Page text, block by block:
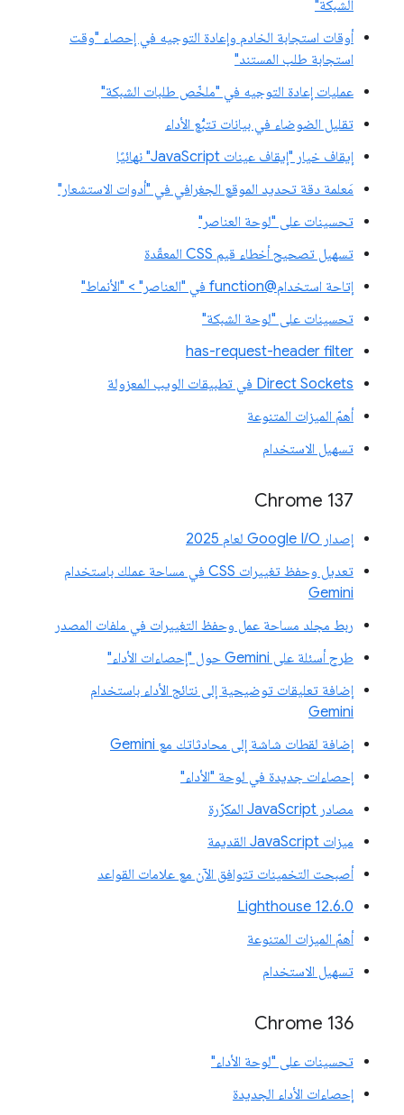
الشبكة"
أوقات استجابة الخادم وإعادة التوجيه في إحصاء "وقت
استجابة طلب المستند"
عمليات إعادة التوجيه في "ملخّص طلبات الشبكة"
تقليل الضوضاء في بيانات تتبُّع الأداء
إيقاف خيار "إيقاف عينات JavaScript" نهائيًا
مَعلمة دقة تحديد الموقع الجغرافي في "أدوات الاستشعار"
تحسينات على "لوحة العناصر"
تسهيل تصحيح أخطاء قيم CSS المعقّدة
إتاحة استخدام@function في "العناصر" > "الأنماط"
تحسينات على "لوحة الشبكة"
has-request-header filter
Direct Sockets في تطبيقات الويب المعزولة
أهمّ الميزات المتنوعة
تسهيل الاستخدام
‫Chrome 137
إصدار Google I/O لعام 2025
تعديل وحفظ تغييرات CSS في مساحة عملك باستخدام
Gemini
ربط مجلد مساحة عمل وحفظ التغييرات في ملفات المصدر
طرح أسئلة على Gemini حول "إحصاءات الأداء"
إضافة تعليقات توضيحية إلى نتائج الأداء باستخدام
Gemini
إضافة لقطات شاشة إلى محادثاتك مع Gemini
إحصاءات جديدة في لوحة "الأداء"
مصادر JavaScript المكرّرة
ميزات JavaScript القديمة
أصبحت التخمينات تتوافق الآن مع علامات القواعد
‫Lighthouse 12.6.0
أهمّ الميزات المتنوعة
تسهيل الاستخدام
Chrome 136
تحسينات على "لوحة الأداء"
إحصاءات الأداء الجديدة